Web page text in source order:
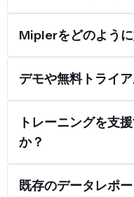
Miplerをどのよう
デモや無料トライ
トレーニングを支
か？
既存のデータレポ